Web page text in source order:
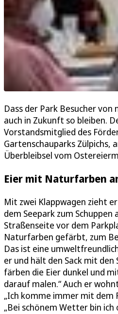
Dass der Park Besucher
auch in Zukunft so bleiben.
Vorstandsmitglied des
Gartenschauparks Zülpichs,
Überbleibsel vom
Eier mit Naturfarben
Mit zwei Klappwagen zieht
dem Seepark zum Schuppen
Straßenseite vor dem
Naturfarben gefärbt, zum
Das ist eine
er und hält den Sack mit den
färben die Eier dunkel und
darauf malen.“ Auch er
„Ich komme immer mit dem
„Bei schönem Wetter bin ich